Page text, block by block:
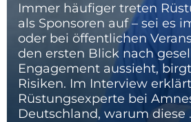
Immer häufiger treten
als Sponsoren auf – sei es
oder bei öffentlichen
den ersten Blick nach
Engagement aussieht,
Risiken. Im Interview
Rüstungsexperte bei
Deutschland, warum diese